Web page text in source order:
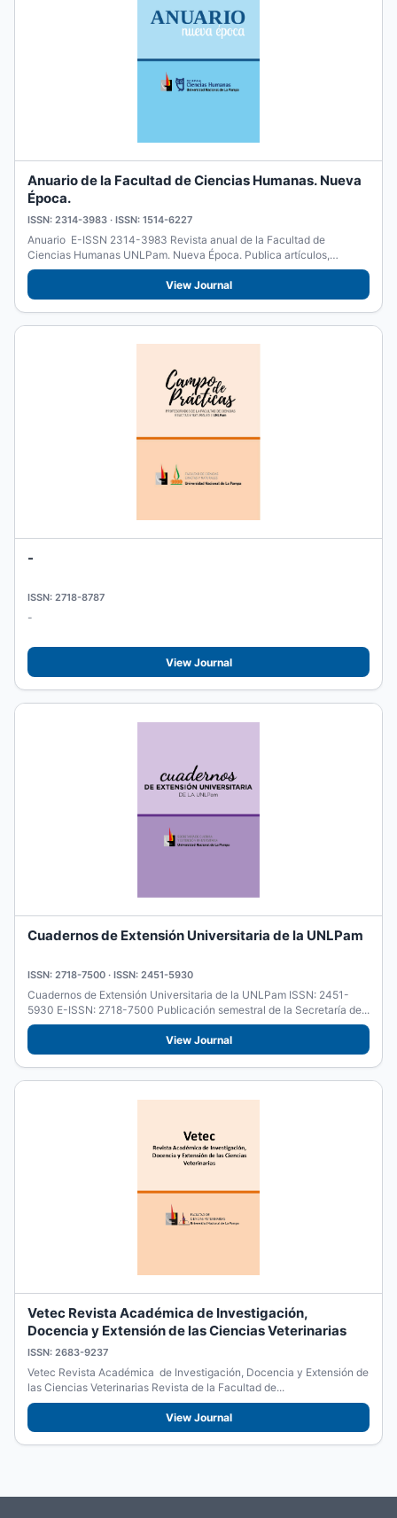
Anuario de la Facultad de Ciencias Humanas. Nueva
Época.
ISSN: 2314-3983 · ISSN: 1514-6227
Anuario E-ISSN 2314-3983 Revista anual de la Facultad de
Ciencias Humanas UNLPam. Nueva Época. Publica artículos,
reseñas y...
View Journal
-
ISSN: 2718-8787
-
View Journal
Cuadernos de Extensión Universitaria de la UNLPam
ISSN: 2718-7500 · ISSN: 2451-5930
Cuadernos de Extensión Universitaria de la UNLPam ISSN: 2451-
5930 E-ISSN: 2718-7500 Publicación semestral de la Secretaría de...
View Journal
Vetec Revista Académica de Investigación,
Docencia y Extensión de las Ciencias Veterinarias
ISSN: 2683-9237
Vetec Revista Académica de Investigación, Docencia y Extensión de
las Ciencias Veterinarias Revista de la Facultad de...
View Journal